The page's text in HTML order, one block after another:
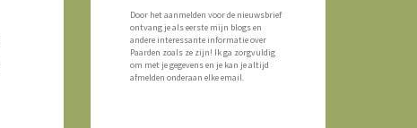
Door het aanmelden voor de nieuwsbrief
ontvang je als eerste mijn blogs en
andere interessante informatie over
Paarden zoals ze zijn! Ik ga zorgvuldig
om met je gegevens en je kan je altijd
afmelden onderaan elke email.